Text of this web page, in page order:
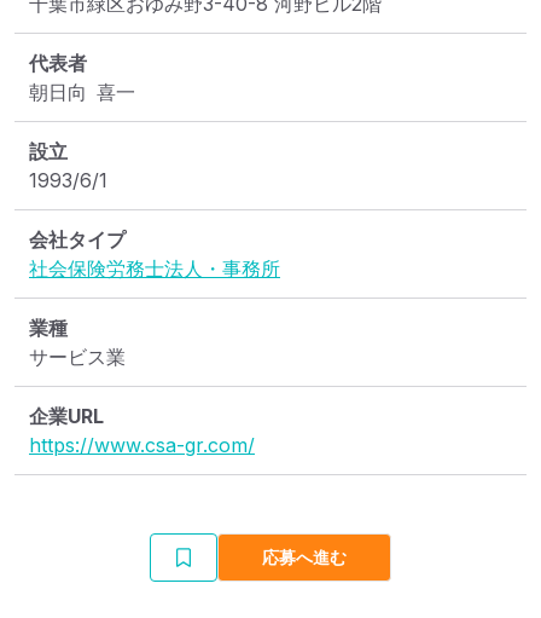
代表者
朝日向 喜一
設立
1993/6/1
会社タイプ
社会保険労務士法人・事務所
業種
サービス業
企業URL
https://www.csa-gr.com/
応募へ進む